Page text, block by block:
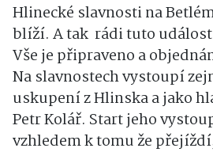
Hlinecké slavnosti na
blíží. A tak rádi tuto
Vše je připraveno a
Na slavnostech vystoupí
uskupení z Hlinska a jako
Petr Kolář. Start jeho
vzhledem k tomu že